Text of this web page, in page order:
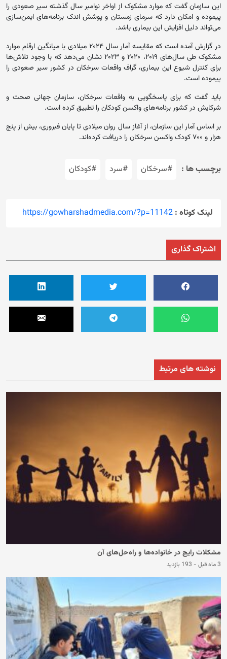
این سازمان گفت که موارد مشکوک از اواخر نوامبر سال گذشته سیر صعودی را
پیموده و امکان دارد که سرمای زمستان و پوشش اندک برنامه‌های ایمن‌سازی
می‌تواند دلیل افزایش این بیماری باشد.
در گزارش آمده است که مقایسه آمار سال ۲۰۲۴ میلادی با میانگین ارقام موارد
مشکوک طی سال‌های ۲۰۱۹، ۲۰۲۰ و ۲۰۲۳ نشان می‌دهد که با وجود تلاش‌ها
برای کنترل شیوع این بیماری، گراف واقعات سرخکان در کشور سیر صعودی را
پیموده است.
باید گفت که برای پاسخگویی به واقعات سرخکان، سازمان جهانی صحت و
شرکایش در کشور برنامه‌های واکسن کودکان را تطبیق کرده است.
بر اساس آمار این سازمان، از آغاز سال روان میلادی تا پایان فبروری، بیش از پنج
‌هزار و ۷۰۰ کودک واکسن سرخکان را دریافت کرده‌اند.
برچسب ها : #سرخکان #سرد #کودکان
لینک کوتاه : https://gowharshadmedia.com/?p=11142
اشتراک گذاری
نوشته های مرتبط
مشکلات رایج در خانواده‌ها و راه‌حل‌های آن
3 ماه قبل - 193 بازدید